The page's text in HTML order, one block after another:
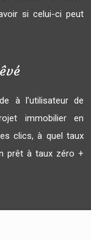
si celui-ci peut
à l’utilisateur de
immobilier en
clics, à quel taux
prêt à taux zéro +